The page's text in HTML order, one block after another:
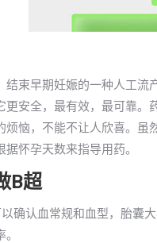
结束早期妊娠的一种人工
安全，最有效，最可靠。
烦恼，不能不让人欣喜。
怀孕天数来指导用药。
B超
确认血常规和血型，胎囊